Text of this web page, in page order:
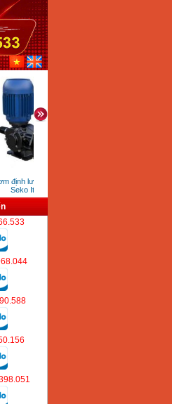
định lượng hóa chất
Seko Italy